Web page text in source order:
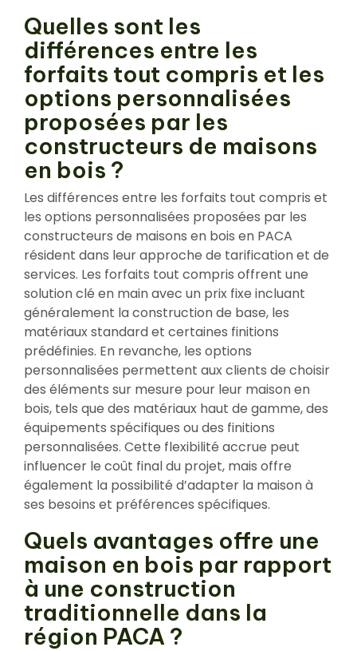
Quelles sont les
différences entre les
forfaits tout compris et les
options personnalisées
proposées par les
constructeurs de maisons
en bois ?
Les différences entre les forfaits tout compris et
les options personnalisées proposées par les
constructeurs de maisons en bois en PACA
résident dans leur approche de tarification et de
services. Les forfaits tout compris offrent une
solution clé en main avec un prix fixe incluant
généralement la construction de base, les
matériaux standard et certaines finitions
prédéfinies. En revanche, les options
personnalisées permettent aux clients de choisir
des éléments sur mesure pour leur maison en
bois, tels que des matériaux haut de gamme, des
équipements spécifiques ou des finitions
personnalisées. Cette flexibilité accrue peut
influencer le coût final du projet, mais offre
également la possibilité d’adapter la maison à
ses besoins et préférences spécifiques.
Quels avantages offre une
maison en bois par rapport
à une construction
traditionnelle dans la
région PACA ?